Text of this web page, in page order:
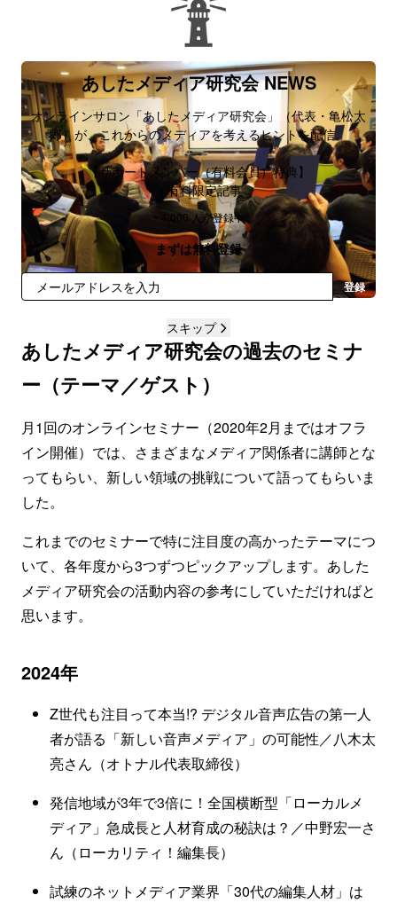
登録する
あしたメディア研究会の過去のセミナ
ー（テーマ／ゲスト）
月1回のオンラインセミナー（2020年2月まではオフラ
イン開催）では、さまざまなメディア関係者に講師とな
ってもらい、新しい領域の挑戦について語ってもらいま
した。
これまでのセミナーで特に注目度の高かったテーマにつ
いて、各年度から3つずつピックアップします。あした
メディア研究会の活動内容の参考にしていただければと
思います。
2024年
Z世代も注目って本当!? デジタル音声広告の第一人
者が語る「新しい音声メディア」の可能性／八木太
亮さん（オトナル代表取締役）
発信地域が3年で3倍に！全国横断型「ローカルメ
ディア」急成長と人材育成の秘訣は？／中野宏一さ
ん（ローカリティ！編集長）
試練のネットメディア業界「30代の編集人材」は
あしたメディア研究会 NEWS
オンラインサロン「あしたメディア研究会」（代表・亀松太
郎）が、これからのメディアを考えるヒントを配信。
【サポートメンバー（有料会員）特典】
・有料限定記事
・オンラインセミナー（月1回）
・過去のセミナー動画・資料
・リアルイベント（不定期）
・会員限定Facebookグループ
~ 1,000 人が登録中
まずは無料登録
登録
スキップ